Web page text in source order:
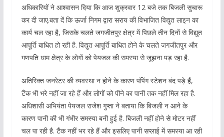
अधिकारियों ने आश्वासन दिया कि आज शुक्रवार 12 बजे तक बिजली सुचारू
कर दी जाए.बता दें कि ऊर्जा निगम द्वारा सराय की विभाजित विद्युत लाइन का
कार्य चल रहा है, जिसके चलते जगजीतपुर क्षेत्र में पिछले तीन दिनों से विद्युत
आपूर्ति बाधित हो रही है. विद्युत आपूर्ति बाधित होने के चलते जगजीतपुर और
गणपति धाम क्षेत्र के लोगों को पेयजल की समस्या से जूझना पड़ रहा है.
अतिरिक्त जनरेटर की व्यवस्था न होने के कारण पंपिंग स्टेशन बंद पड़े हैं,
टैंक भी भरे नहीं जा रहे हैं और लोगों को पीने का पानी तक नहीं मिल रहा है.
अधिशासी अभियंता पेयजल राजेश गुप्ता ने बताया कि बिजली न आने के
कारण पानी की भी गंभीर समस्या बनी हुई है. बिजली नहीं होने से मोटर नहीं
चल पा रही है. टैंक नहीं भर रहे हैं और इसलिए पानी सप्लाई में समस्या आ रही